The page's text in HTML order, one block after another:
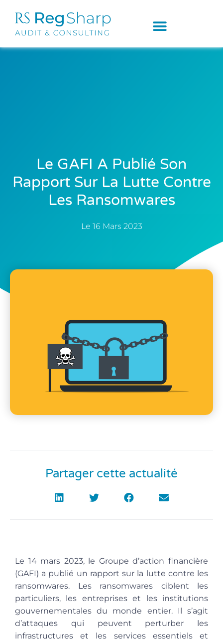
Le GAFI A Publié Son
Rapport Sur La Lutte Contre
Les Ransomwares
Le 16 Mars 2023
Partager cette actualité
Le 14 mars 2023, le Groupe d’action financière
(GAFI) a publié un rapport sur la lutte contre les
ransomwares. Les ransomwares ciblent les
particuliers, les entreprises et les institutions
gouvernementales du monde entier. Il s’agit
d’attaques qui peuvent perturber les
infrastructures et les services essentiels et